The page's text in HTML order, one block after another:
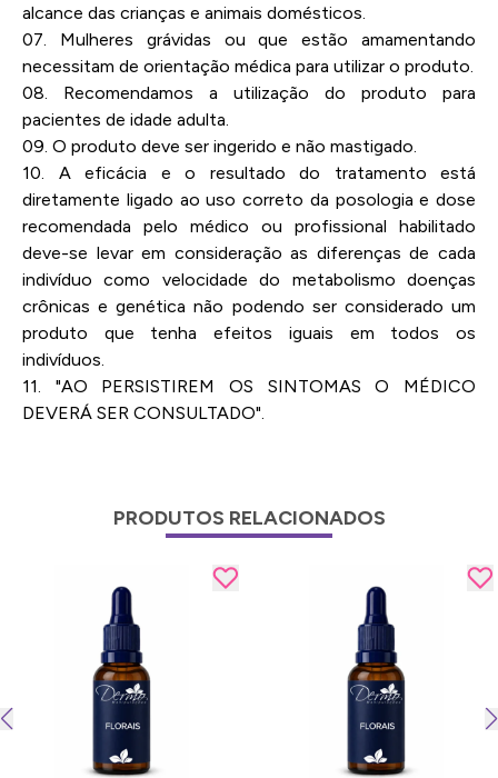
alcance das crianças e animais domésticos.
07. Mulheres grávidas ou que estão amamentando
necessitam de orientação médica para utilizar o produto.
08. Recomendamos a utilização do produto para
pacientes de idade adulta.
09. O produto deve ser ingerido e não mastigado.
10. A eficácia e o resultado do tratamento está
diretamente ligado ao uso correto da posologia e dose
recomendada pelo médico ou profissional habilitado
deve-se levar em consideração as diferenças de cada
indivíduo como velocidade do metabolismo doenças
crônicas e genética não podendo ser considerado um
produto que tenha efeitos iguais em todos os
indivíduos.
11. "AO PERSISTIREM OS SINTOMAS O MÉDICO
DEVERÁ SER CONSULTADO".
PRODUTOS RELACIONADOS